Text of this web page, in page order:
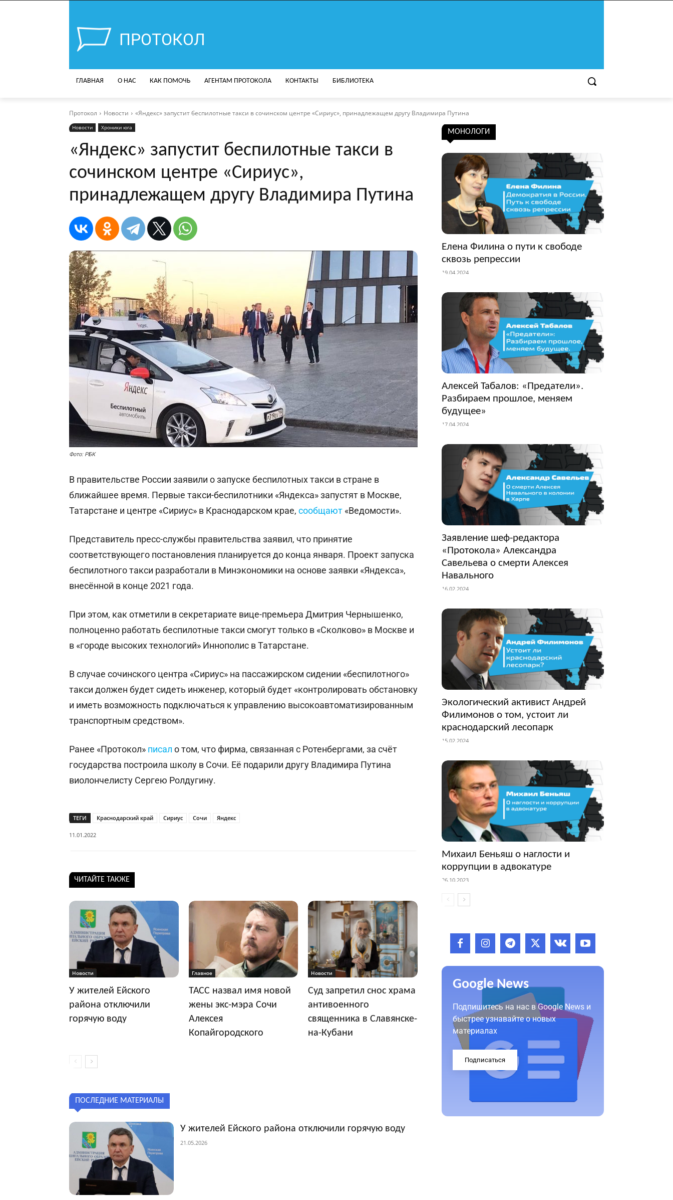
ПРОТОКОЛ
ГЛАВНАЯ О НАС КАК ПОМОЧЬ АГЕНТАМ ПРОТОКОЛА КОНТАКТЫ БИБЛИОТЕКА
Протокол Новости «Яндекс» запустит беспилотные такси в сочинском центре «Сириус», принадлежащем другу Владимира Путина
Новости Хроники юга
«Яндекс» запустит беспилотные такси в
сочинском центре «Сириус»,
принадлежащем другу Владимира Путина
Фото: РБК
В правительстве России заявили о запуске беспилотных такси в стране в
ближайшее время. Первые такси-беспилотники «Яндекса» запустят в Москве,
Татарстане и центре «Сириус» в Краснодарском крае, сообщают «Ведомости».
Представитель пресс-службы правительства заявил, что принятие
соответствующего постановления планируется до конца января. Проект запуска
беспилотного такси разработали в Минэкономики на основе заявки «Яндекса»,
внесённой в конце 2021 года.
При этом, как отметили в секретариате вице-премьера Дмитрия Чернышенко,
полноценно работать беспилотные такси смогут только в «Сколково» в Москве и
в «городе высоких технологий» Иннополис в Татарстане.
В случае сочинского центра «Сириус» на пассажирском сидении «беспилотного»
такси должен будет сидеть инженер, который будет «контролировать обстановку
и иметь возможность подключаться к управлению высокоавтоматизированным
транспортным средством».
Ранее «Протокол» писал о том, что фирма, связанная с Ротенбергами, за счёт
государства построила школу в Сочи. Её подарили другу Владимира Путина
виолончелисту Сергею Ролдугину.
ТЕГИ Краснодарский край Сириус Сочи Яндекс
11.01.2022
ЧИТАЙТЕ ТАКЖЕ
Новости
У жителей Ейского
района отключили
горячую воду
Главное
ТАСС назвал имя новой
жены экс-мэра Сочи
Алексея
Копайгородского
Новости
Суд запретил снос храма
антивоенного
священника в Славянске-
на-Кубани
ПОСЛЕДНИЕ МАТЕРИАЛЫ
У жителей Ейского района отключили горячую воду
21.05.2026
МОНОЛОГИ
Елена Филина о пути к свободе
сквозь репрессии
19.04.2024
Алексей Табалов: «Предатели».
Разбираем прошлое, меняем
будущее»
17.04.2024
Заявление шеф-редактора
«Протокола» Александра
Савельева о смерти Алексея
Навального
16.02.2024
Экологический активист Андрей
Филимонов о том, устоит ли
краснодарский лесопарк
15.02.2024
Михаил Беньяш о наглости и
коррупции в адвокатуре
26.10.2023
Google News
Подпишитесь на нас в Google News и
быстрее узнавайте о новых
материалах
Подписаться